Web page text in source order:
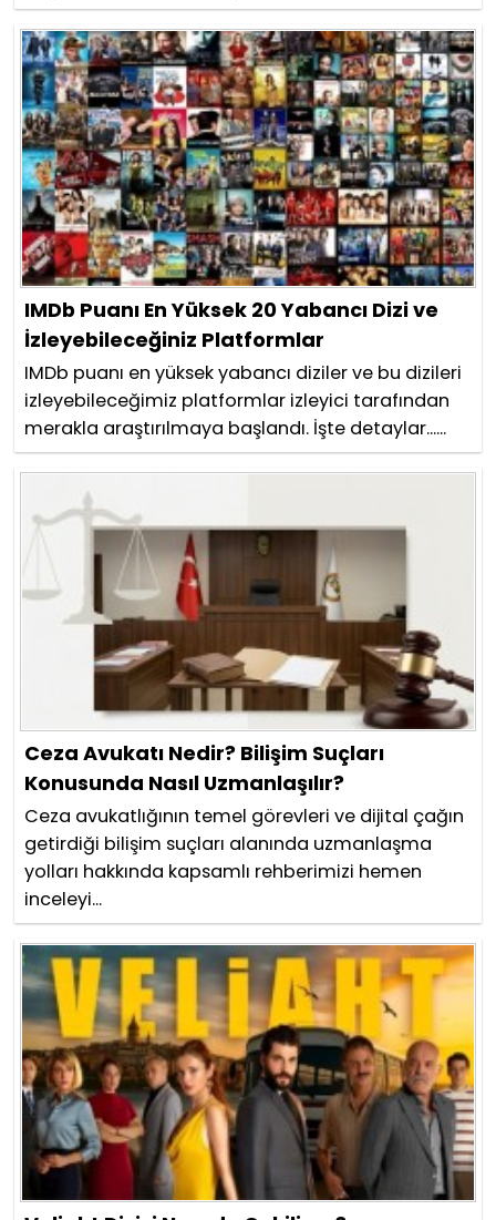
IMDb Puanı En Yüksek 20 Yabancı Dizi ve
İzleyebileceğiniz Platformlar
IMDb puanı en yüksek yabancı diziler ve bu dizileri
izleyebileceğimiz platformlar izleyici tarafından
merakla araştırılmaya başlandı. İşte detaylar......
Ceza Avukatı Nedir? Bilişim Suçları
Konusunda Nasıl Uzmanlaşılır?
Ceza avukatlığının temel görevleri ve dijital çağın
getirdiği bilişim suçları alanında uzmanlaşma
yolları hakkında kapsamlı rehberimizi hemen
inceleyi...